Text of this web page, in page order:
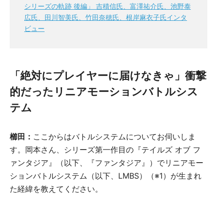
シリーズの軌跡 後編」 吉積信氏、富澤祐介氏、池野泰
広氏、田川智美氏、竹田奈穂氏、根岸麻衣子氏インタ
ビュー
「絶対にプレイヤーに届けなきゃ」衝撃
的だったリニアモーションバトルシス
テム
櫛田： ここからはバトルシステムについてお伺いしま
す。岡本さん、シリーズ第一作目の『テイルズ オブ フ
ァンタジア』（以下、『ファンタジア』）でリニアモー
ションバトルシステム（以下、LMBS）（※1）が生まれ
た経緯を教えてください。